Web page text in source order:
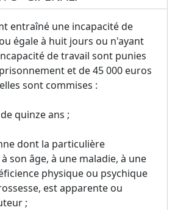
entraîné une incapacité de
égale à huit jours ou n'ayant
de travail sont punies
et de 45 000 euros
sont commises :
quinze ans ;
dont la particulière
son âge, à une maladie, à une
physique ou psychique
est apparente ou
;